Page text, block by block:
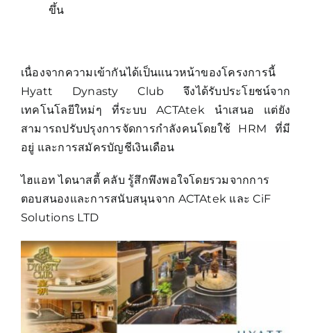
ขึ้น
เนื่องจากความเข้ากันได้เป็นแนวหน้าของโครงการนี้
Hyatt Dynasty Club จึงได้รับประโยชน์จาก
เทคโนโลยีใหม่ๆ ที่ระบบ ACTAtek นำเสนอ แต่ยัง
สามารถปรับปรุงการจัดการกำลังคนโดยใช้ HRM ที่มี
อยู่ และการสมัครบัญชีเงินเดือน
ไฮแอท ไดนาสตี้ คลับ รู้สึกพึงพอใจโดยรวมจากการ
ตอบสนองและการสนับสนุนจาก ACTAtek และ CiF
Solutions LTD